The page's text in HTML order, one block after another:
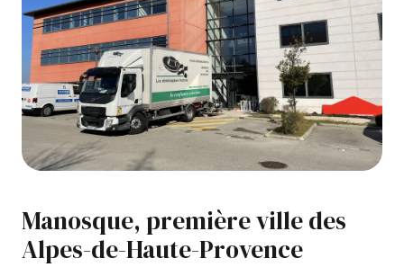
Manosque, première ville des
Alpes-de-Haute-Provence